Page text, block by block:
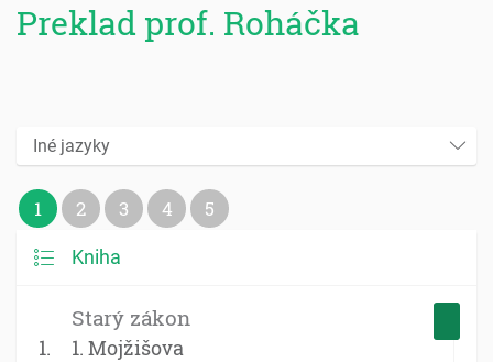
Preklad prof. Roháčka
Iné jazyky
1 2 3 4 5
Kniha
Starý zákon
1. Mojžišova